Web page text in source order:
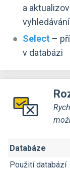
a
vyhledávání
Select –
v databázi
Databáze
Použití databází